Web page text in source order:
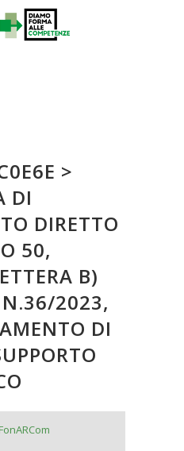
>
DI
DIRETTO
50,
B)
N.36/2023,
DI
FonARCom